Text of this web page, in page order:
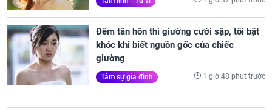
Đêm tân hôn thì giường cưới sập, tôi bật
khóc khi biết nguồn gốc của chiếc
giường
Tâm sự gia đình 1 giờ 48 phút trước